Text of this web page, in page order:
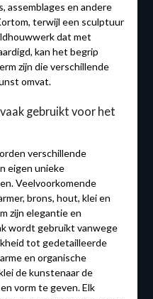
assemblages en andere
terwijl een sculptuur
dat met
kan het begrip
zijn die verschillende
omvat.
gebruikt voor het
verschillende
eigen unieke
Veelvoorkomende
brons, hout, klei en
zijn elegantie en
wordt gebruikt vanwege
tot gedetailleerde
en organische
de kunstenaar de
vorm te geven. Elk